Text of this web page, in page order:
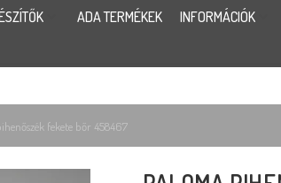
ADA TERMÉKEK INFORMÁCIÓK
fekete bőr 458467